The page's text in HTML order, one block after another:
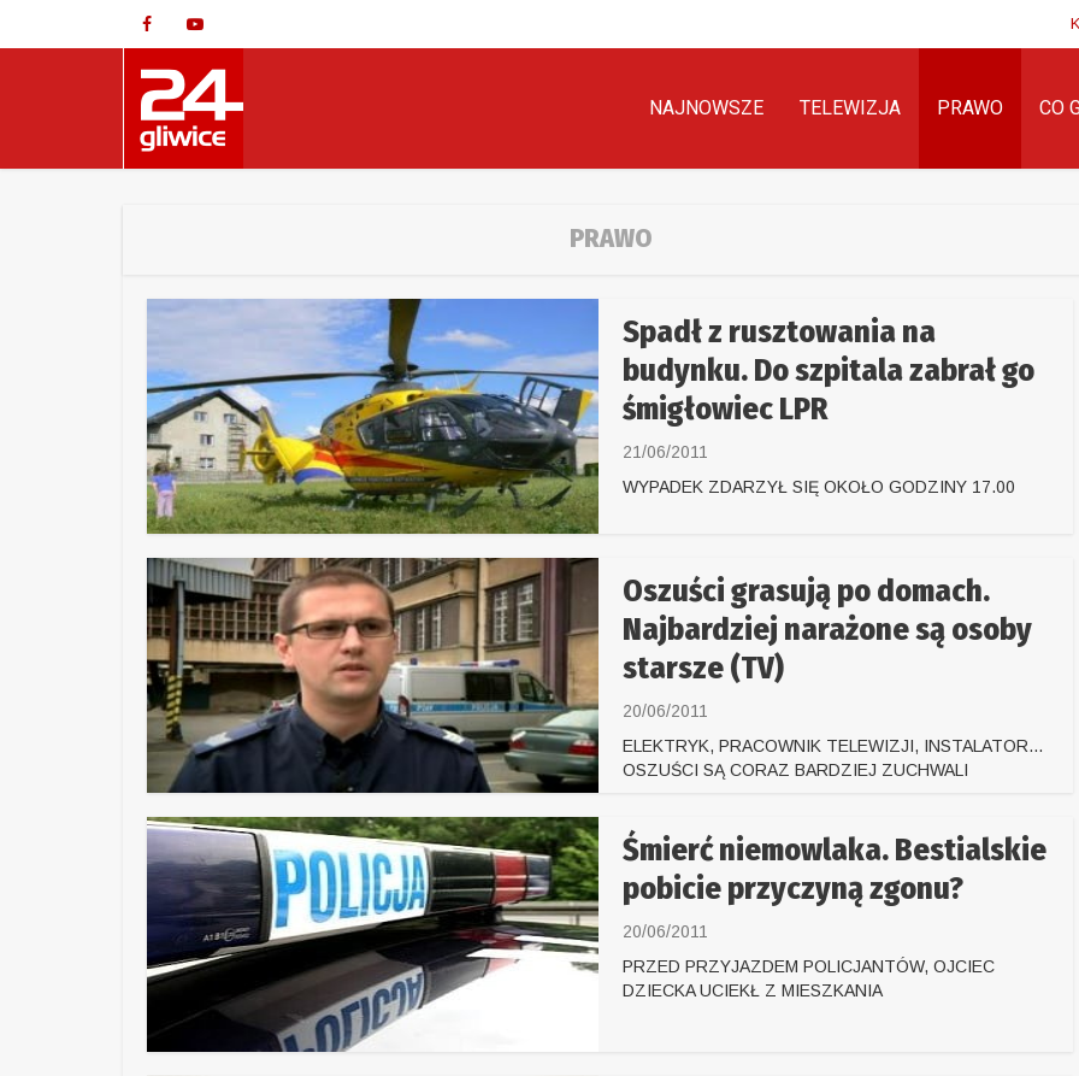
NAJNOWSZE TELEWIZJA PRAWO CO
PRAWO
Spadł z rusztowania na
budynku. Do szpitala zabrał go
śmigłowiec LPR
21/06/2011
WYPADEK ZDARZYŁ SIĘ OKOŁO GODZINY 17.00
Oszuści grasują po domach.
Najbardziej narażone są osoby
starsze (TV)
20/06/2011
ELEKTRYK, PRACOWNIK TELEWIZJI, INSTALATOR...
OSZUŚCI SĄ CORAZ BARDZIEJ ZUCHWALI
Śmierć niemowlaka. Bestialskie
pobicie przyczyną zgonu?
20/06/2011
PRZED PRZYJAZDEM POLICJANTÓW, OJCIEC
DZIECKA UCIEKŁ Z MIESZKANIA